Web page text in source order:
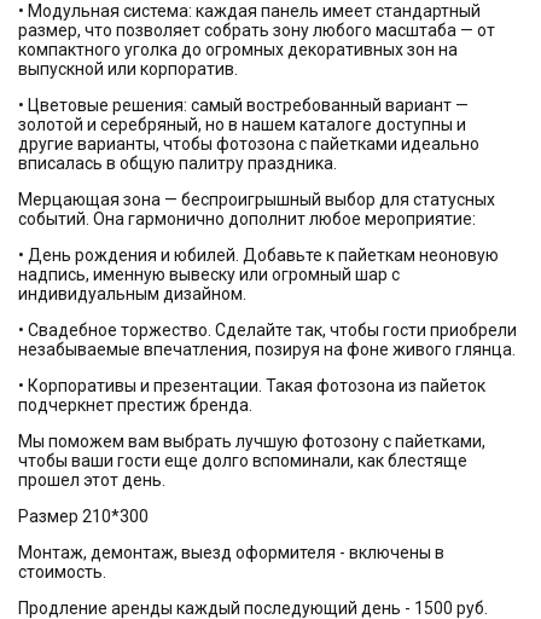
• Модульная система: каждая панель имеет стандартный
размер, что позволяет собрать зону любого масштаба — от
компактного уголка до огромных декоративных зон на
выпускной или корпоратив.
• Цветовые решения: самый востребованный вариант —
золотой и серебряный, но в нашем каталоге доступны и
другие варианты, чтобы фотозона с пайетками идеально
вписалась в общую палитру праздника.
Мерцающая зона — беспроигрышный выбор для статусных
событий. Она гармонично дополнит любое мероприятие:
• День рождения и юбилей. Добавьте к пайеткам неоновую
надпись, именную вывеску или огромный шар с
индивидуальным дизайном.
• Свадебное торжество. Сделайте так, чтобы гости приобрели
незабываемые впечатления, позируя на фоне живого глянца.
• Корпоративы и презентации. Такая фотозона из пайеток
подчеркнет престиж бренда.
Мы поможем вам выбрать лучшую фотозону с пайетками,
чтобы ваши гости еще долго вспоминали, как блестяще
прошел этот день.
Размер 210*300
Монтаж, демонтаж, выезд оформителя - включены в
стоимость.
Продление аренды каждый последующий день - 1500 руб.